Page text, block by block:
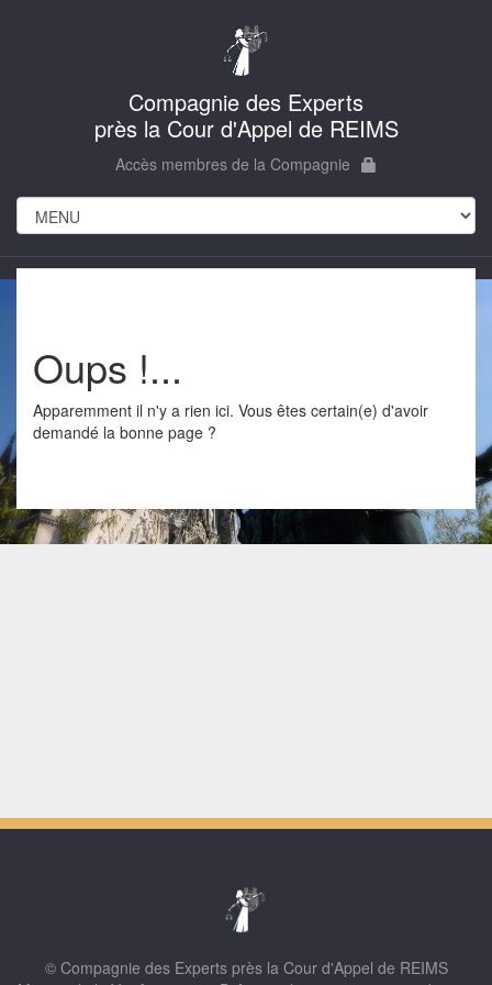
Compagnie des Experts
près la Cour d'Appel de REIMS
Accès membres de la Compagnie
Oups !...
Apparemment il n'y a rien ici. Vous êtes certain(e) d'avoir
demandé la bonne page ?
© Compagnie des Experts près la Cour d'Appel de REIMS